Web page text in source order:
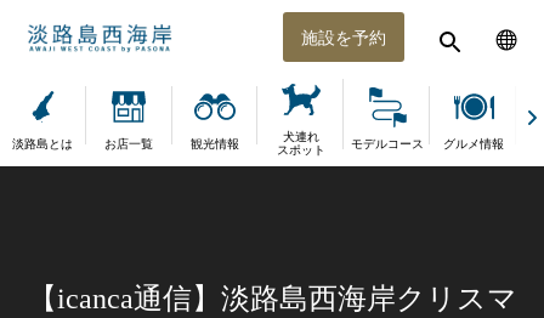
施設を予約
淡路島とは お店一覧 観光情報
犬連れ
スポット
モデルコース グルメ情報
【icanca通信】淡路島西海岸クリスマ